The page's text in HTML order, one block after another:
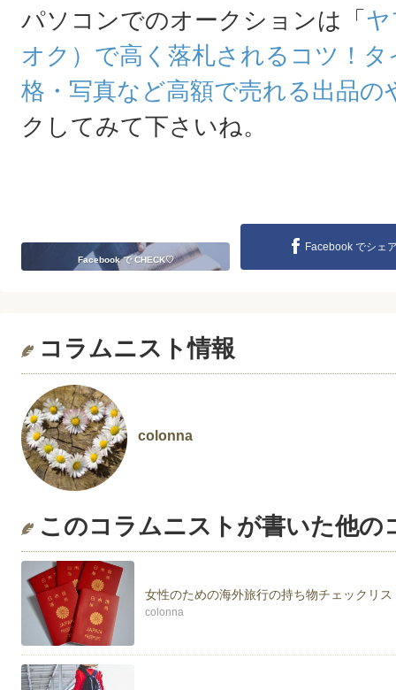
パソコンでのオークションは「
オク）で高く落札されるコツ！
格・写真など高額で売れる出品の
クしてみて下さいね。
Facebook で CHECK♡
Facebook でシェ
コラムニスト情報
colonna
このコラムニストが書いた他の
女性のための海外旅行の持ち物チェックリス
colonna